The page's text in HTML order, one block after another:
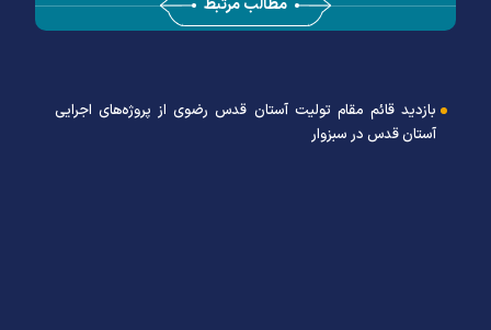
مطالب مرتبط
بازدید قائم مقام تولیت آستان قدس رضوی از پروژه‌های اجرایی
آستان قدس در سبزوار